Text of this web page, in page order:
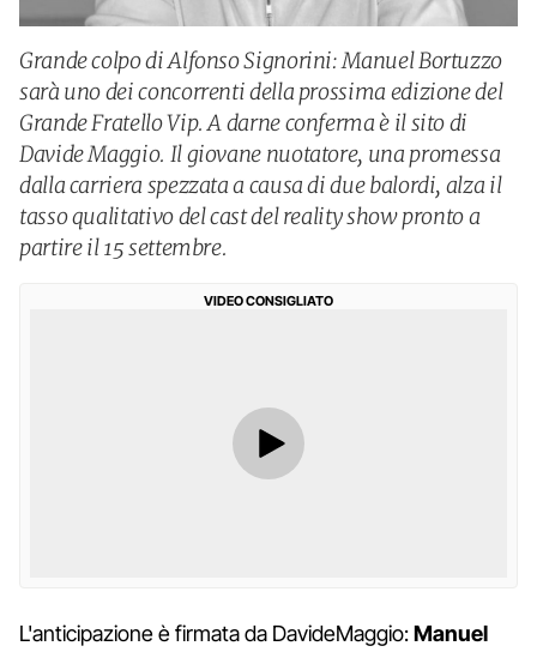
Grande colpo di Alfonso Signorini: Manuel Bortuzzo
sarà uno dei concorrenti della prossima edizione del
Grande Fratello Vip. A darne conferma è il sito di
Davide Maggio. Il giovane nuotatore, una promessa
dalla carriera spezzata a causa di due balordi, alza il
tasso qualitativo del cast del reality show pronto a
partire il 15 settembre.
VIDEO CONSIGLIATO
L'anticipazione è firmata da DavideMaggio:Manuel